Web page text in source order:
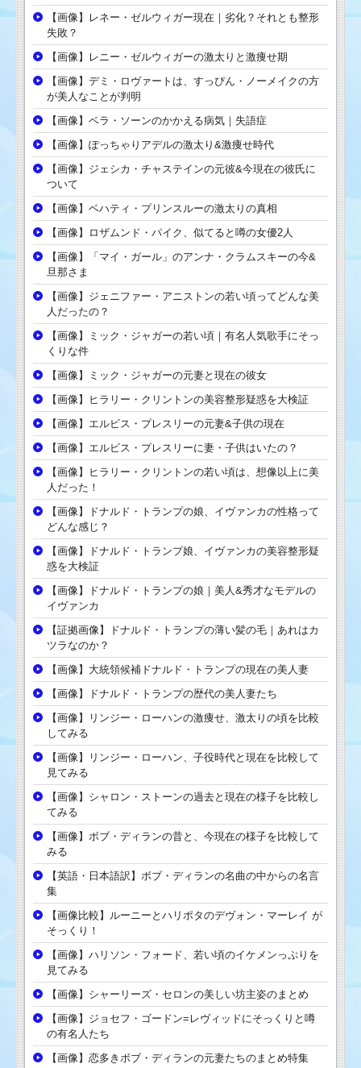
【画像】レネー・ゼルウィガー現在｜劣化？それとも整形
失敗？
【画像】レニー・ゼルウィガーの激太りと激痩せ期
【画像】デミ・ロヴァートは、すっぴん・ノーメイクの方
が美人なことが判明
【画像】ベラ・ソーンのかかえる病気｜失語症
【画像】ぽっちゃりアデルの激太り&激痩せ時代
【画像】ジェシカ・チャステインの元彼&今現在の彼氏に
ついて
【画像】ベハティ・プリンスルーの激太りの真相
【画像】ロザムンド・パイク、似てると噂の女優2人
【画像】「マイ・ガール」のアンナ・クラムスキーの今&
旦那さま
【画像】ジェニファー・アニストンの若い頃ってどんな美
人だったの？
【画像】ミック・ジャガーの若い頃｜有名人気歌手にそっ
くりな件
【画像】ミック・ジャガーの元妻と現在の彼女
【画像】ヒラリー・クリントンの美容整形疑惑を大検証
【画像】エルビス・プレスリーの元妻&子供の現在
【画像】エルビス・プレスリーに妻・子供はいたの？
【画像】ヒラリー・クリントンの若い頃は、想像以上に美
人だった！
【画像】ドナルド・トランプの娘、イヴァンカの性格って
どんな感じ？
【画像】ドナルド・トランプ娘、イヴァンカの美容整形疑
惑を大検証
【画像】ドナルド・トランプの娘｜美人&秀才なモデルの
イヴァンカ
【証拠画像】ドナルド・トランプの薄い髪の毛｜あれはカ
ツラなのか？
【画像】大統領候補ドナルド・トランプの現在の美人妻
【画像】ドナルド・トランプの歴代の美人妻たち
【画像】リンジー・ローハンの激痩せ、激太りの頃を比較
してみる
【画像】リンジー・ローハン、子役時代と現在を比較して
見てみる
【画像】シャロン・ストーンの過去と現在の様子を比較し
てみる
【画像】ボブ・ディランの昔と、今現在の様子を比較して
みる
【英語・日本語訳】ボブ・ディランの名曲の中からの名言
集
【画像比較】ルーニーとハリポタのデヴォン・マーレイ が
そっくり！
【画像】ハリソン・フォード、若い頃のイケメンっぷりを
見てみる
【画像】シャーリーズ・セロンの美しい坊主姿のまとめ
【画像】ジョセフ・ゴードン=レヴィッドにそっくりと噂
の有名人たち
【画像】恋多きボブ・ディランの元妻たちのまとめ特集